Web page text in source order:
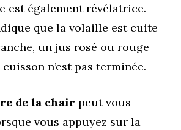
est également révélatrice.
que la volaille est cuite
un jus rosé ou rouge
n’est pas terminée.
de la chair peut vous
vous appuyez sur la